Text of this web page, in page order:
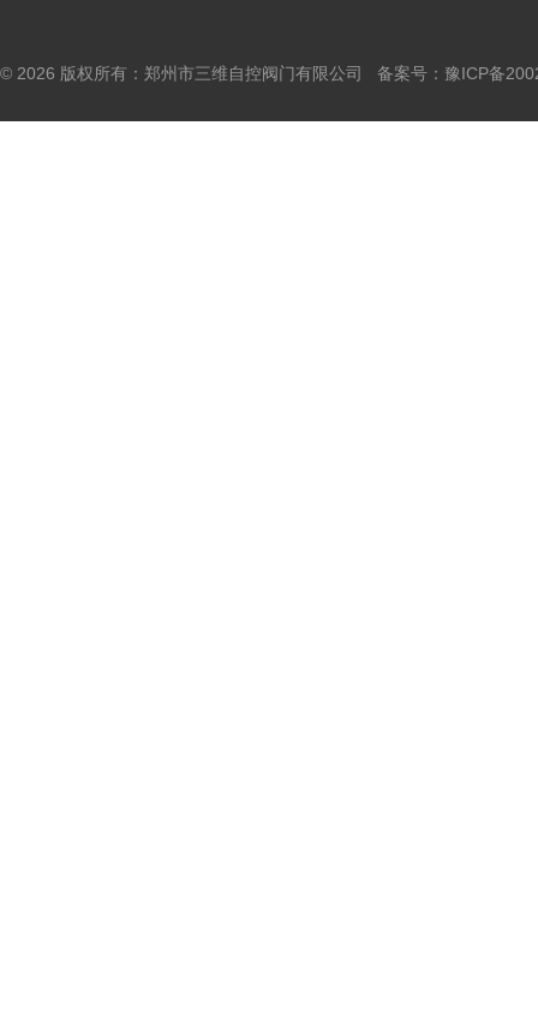
© 2026 版权所有：郑州市三维自控阀门有限公司 备案号： 豫ICP备